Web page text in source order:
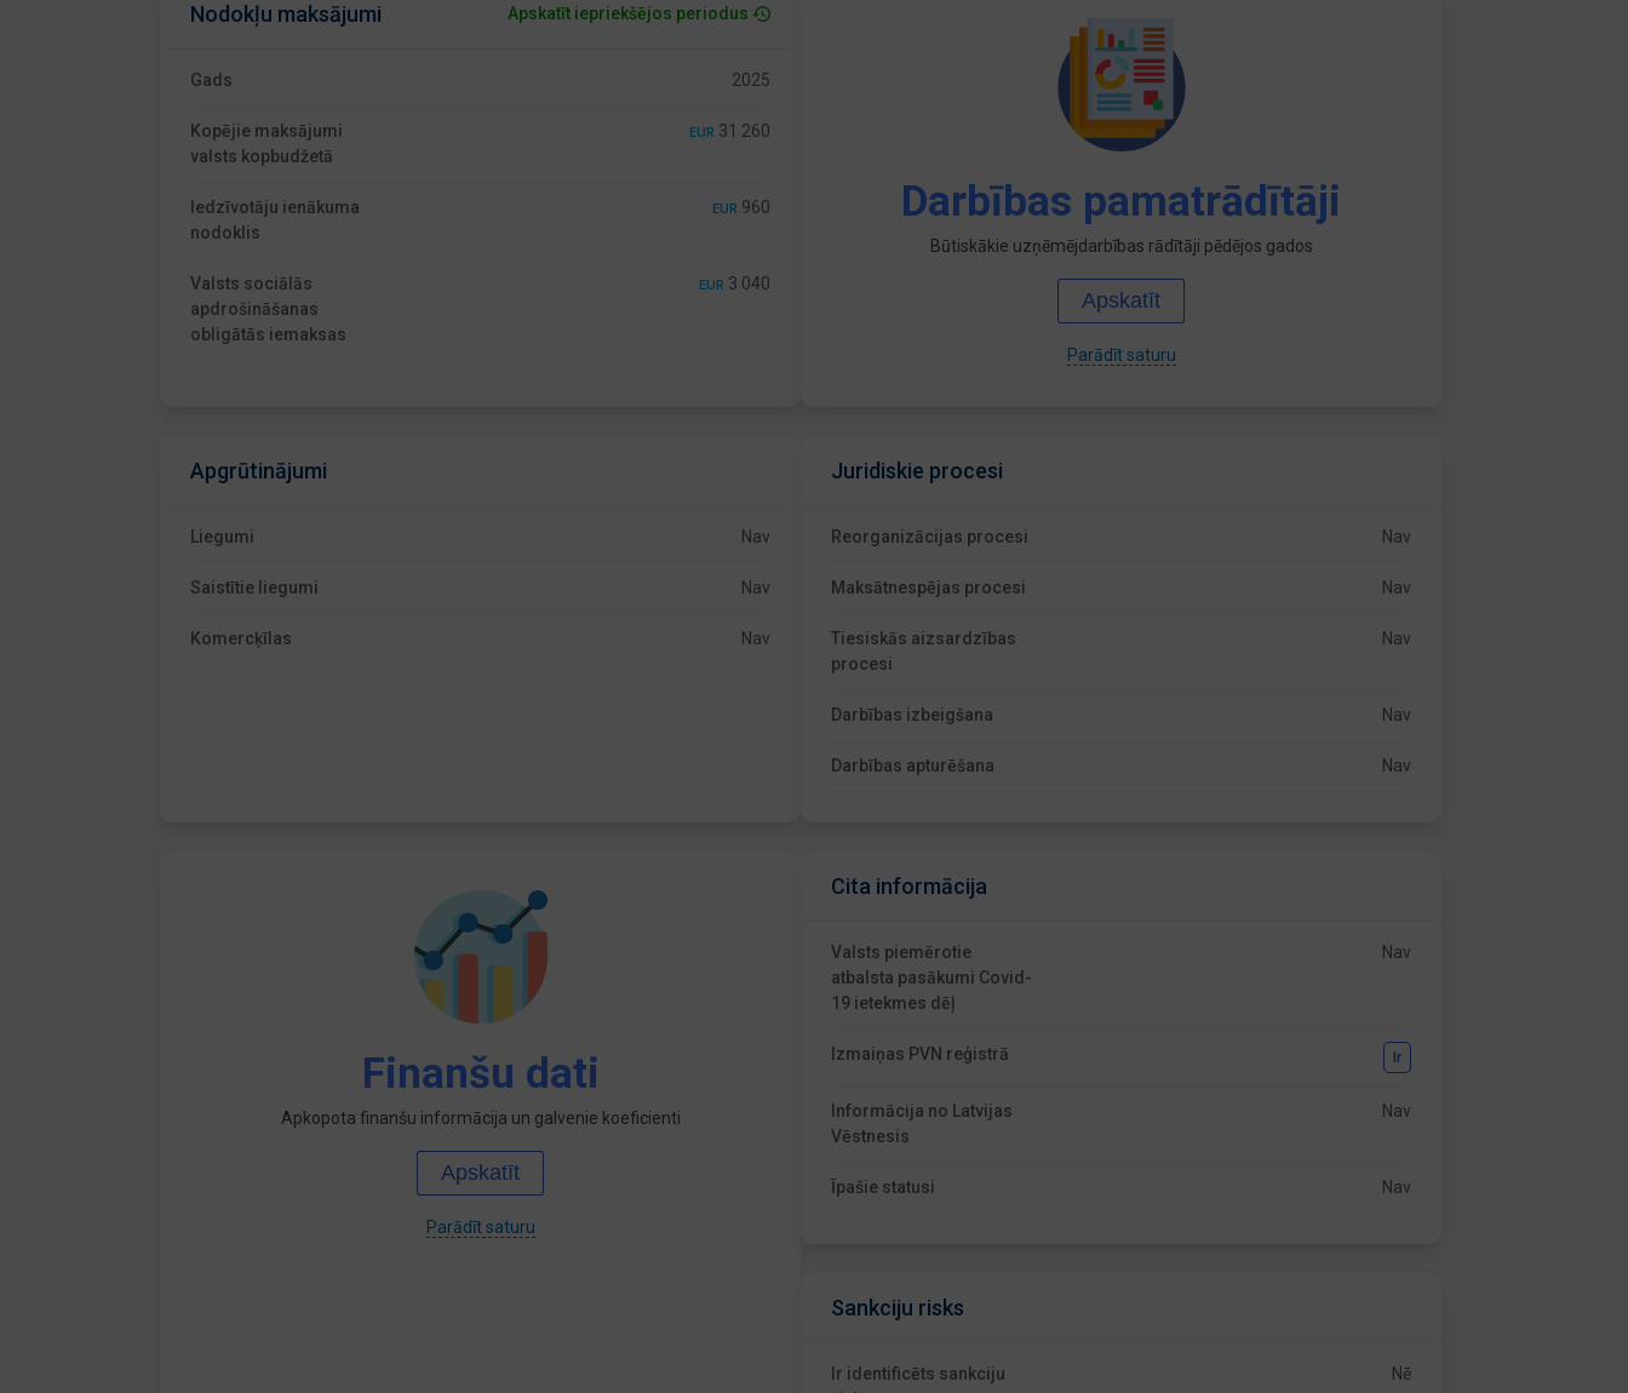
Nodokļu maksājumi Apskatīt iepriekšējos periodus
Gads 2025
Kopējie maksājumi
valsts kopbudžetā
EUR 31 260
Iedzīvotāju ienākuma
nodoklis
EUR 960
Valsts sociālās
apdrošināšanas
obligātās iemaksas
EUR 3 040
Darbības pamatrādītāji
Būtiskākie uzņēmējdarbības rādītāji pēdējos gados
Apskatīt
Parādīt saturu
Apgrūtinājumi
Liegumi Nav
Saistītie liegumi Nav
Komercķīlas Nav
Juridiskie procesi
Reorganizācijas procesi Nav
Maksātnespējas procesi Nav
Tiesiskās aizsardzības
procesi
Nav
Darbības izbeigšana Nav
Darbības apturēšana Nav
Finanšu dati
Apkopota finanšu informācija un galvenie koeficienti
Apskatīt
Parādīt saturu
Cita informācija
Valsts piemērotie
atbalsta pasākumi Covid-
19 ietekmes dēļ
Nav
Izmaiņas PVN reģistrā Ir
Informācija no Latvijas
Vēstnesis
Nav
Īpašie statusi Nav
Sankciju risks
Ir identificēts sankciju
Nē